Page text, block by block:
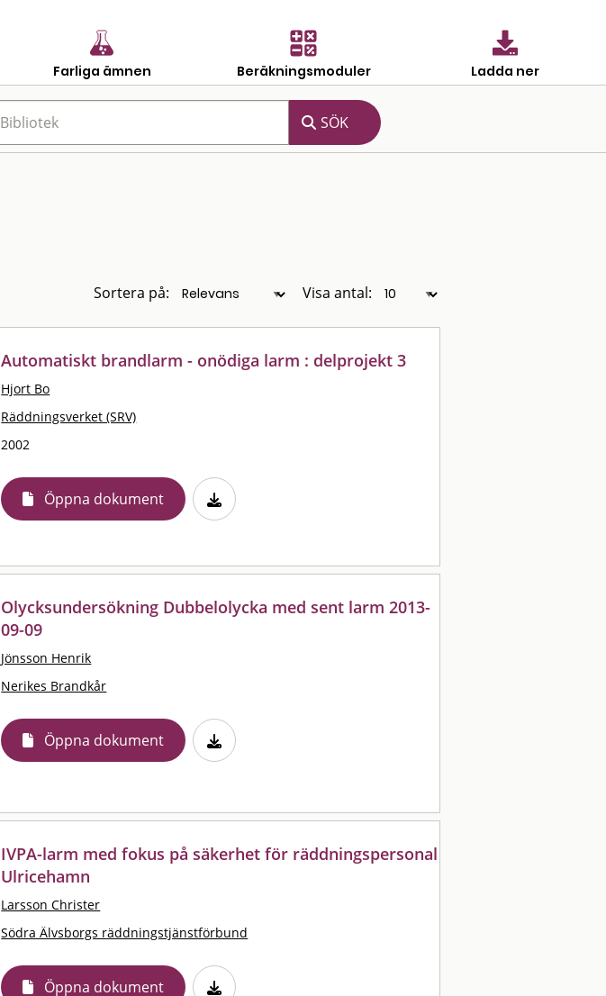
Farliga ämnen Beräkningsmoduler Ladda ner
Sortera på: Visa antal:
Automatiskt brandlarm - onödiga larm : delprojekt 3
Hjort Bo
Räddningsverket (SRV)
2002
Öppna dokument
Olycksundersökning Dubbelolycka med sent larm 2013-
09-09
Jönsson Henrik
Nerikes Brandkår
Öppna dokument
IVPA-larm med fokus på säkerhet för räddningspersonal
Ulricehamn
Larsson Christer
Södra Älvsborgs räddningstjänstförbund
Öppna dokument